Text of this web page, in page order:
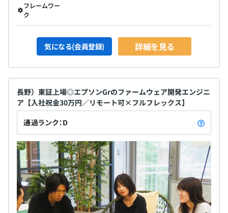
フレームワー
ク
気になる(会員登録) 詳細を見る
長野）東証上場◎エプソンGrのファームウェア開発エンジニ
ア【入社祝金30万円／リモート可×フルフレックス】
通過ランク：D